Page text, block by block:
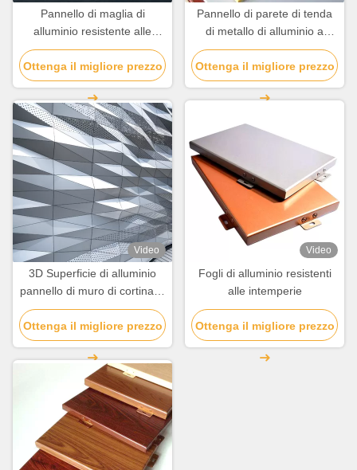
Pannello di maglia di
alluminio resistente alle
intemperie personalizzato
per la decorazione degli
edifici
Ottenga il migliore prezzo
Pannello di parete di tenda
di metallo di alluminio a
prova di fuoco leggero
personalizzato
Ottenga il migliore prezzo
Video
3D Superficie di alluminio
pannello di muro di cortina di
alta resistenza bordo
personalizzato
Ottenga il migliore prezzo
Video
Fogli di alluminio resistenti
alle intemperie
Ottenga il migliore prezzo